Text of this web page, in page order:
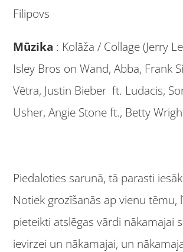
Filipovs
Mūzika : Kolāža / Collage (Jerry
Isley Bros on Wand, Abba, Frank
Vētra, Justin Bieber ft. Ludacis,
Usher, Angie Stone ft., Betty
Piedaloties sarunā, tā parasti
Notiek grozīšanās ap vienu tēmu,
pieteikti atslēgas vārdi nākamajai
ievirzei un nākamajai, un